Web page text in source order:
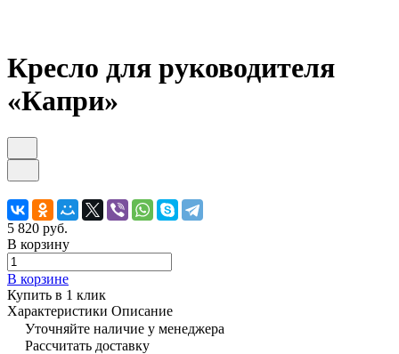
Кресло для руководителя
«Капри»
5 820 руб.
В корзину
В корзине
Купить в 1 клик
Характеристики Описание
Уточняйте наличие у менеджера
Рассчитать доставку